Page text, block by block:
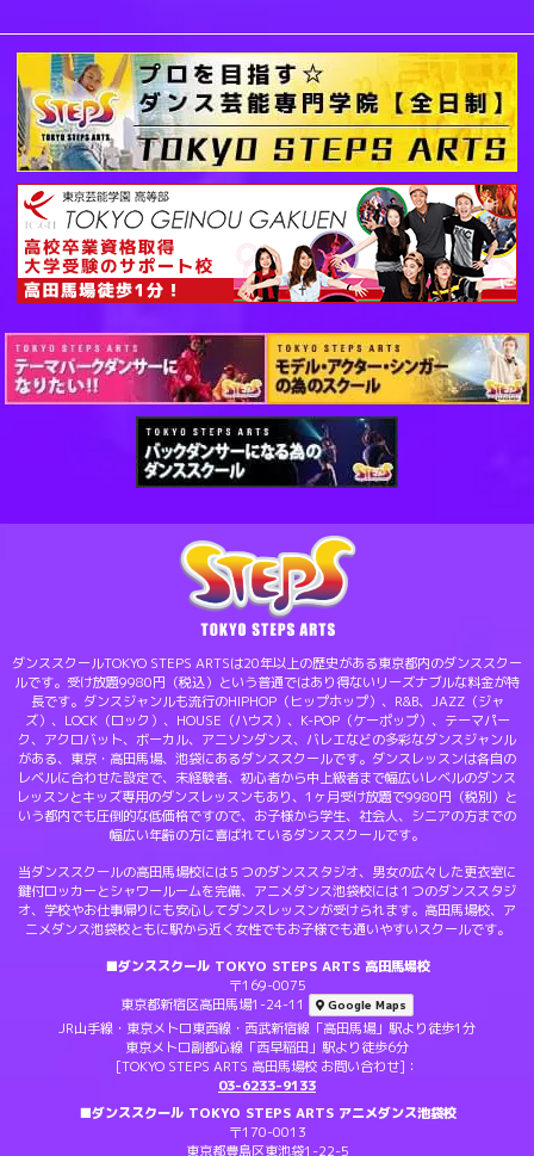
ダンススクールTOKYO STEPS ARTSは20年以上の歴史がある東京都内のダンススクー
ルです。受け放題9980円（税込）という普通ではあり得ないリーズナブルな料金が特
長です。ダンスジャンルも流行のHIPHOP（ヒップホップ）、R&B、JAZZ（ジャ
ズ）、LOCK（ロック）、HOUSE（ハウス）、K-POP（ケーポップ）、テーマパー
ク、アクロバット、ボーカル、アニソンダンス、バレエなどの多彩なダンスジャンル
がある、東京・高田馬場、池袋にあるダンススクールです。ダンスレッスンは各自の
レベルに合わせた設定で、未経験者、初心者から中上級者まで幅広いレベルのダンス
レッスンとキッズ専用のダンスレッスンもあり、1ヶ月受け放題で9980円（税別）と
いう都内でも圧倒的な低価格ですので、お子様から学生、社会人、シニアの方までの
幅広い年齢の方に喜ばれているダンススクールです。
当ダンススクールの高田馬場校には５つのダンススタジオ、男女の広々した更衣室に
鍵付ロッカーとシャワールームを完備、アニメダンス池袋校には１つのダンススタジ
オ、学校やお仕事帰りにも安心してダンスレッスンが受けられます。高田馬場校、ア
ニメダンス池袋校ともに駅から近く女性でもお子様でも通いやすいスクールです。
■ダンススクール TOKYO STEPS ARTS 高田馬場校
〒169-0075
東京都新宿区高田馬場1-24-11
Google Maps
JR山手線・東京メトロ東西線・西武新宿線「高田馬場」駅より徒歩1分
東京メトロ副都心線「西早稲田」駅より徒歩6分
[TOKYO STEPS ARTS 高田馬場校 お問い合わせ]：
03-6233-9133
■ダンススクール TOKYO STEPS ARTS アニメダンス池袋校
〒170-0013
東京都豊島区東池袋1-22-5